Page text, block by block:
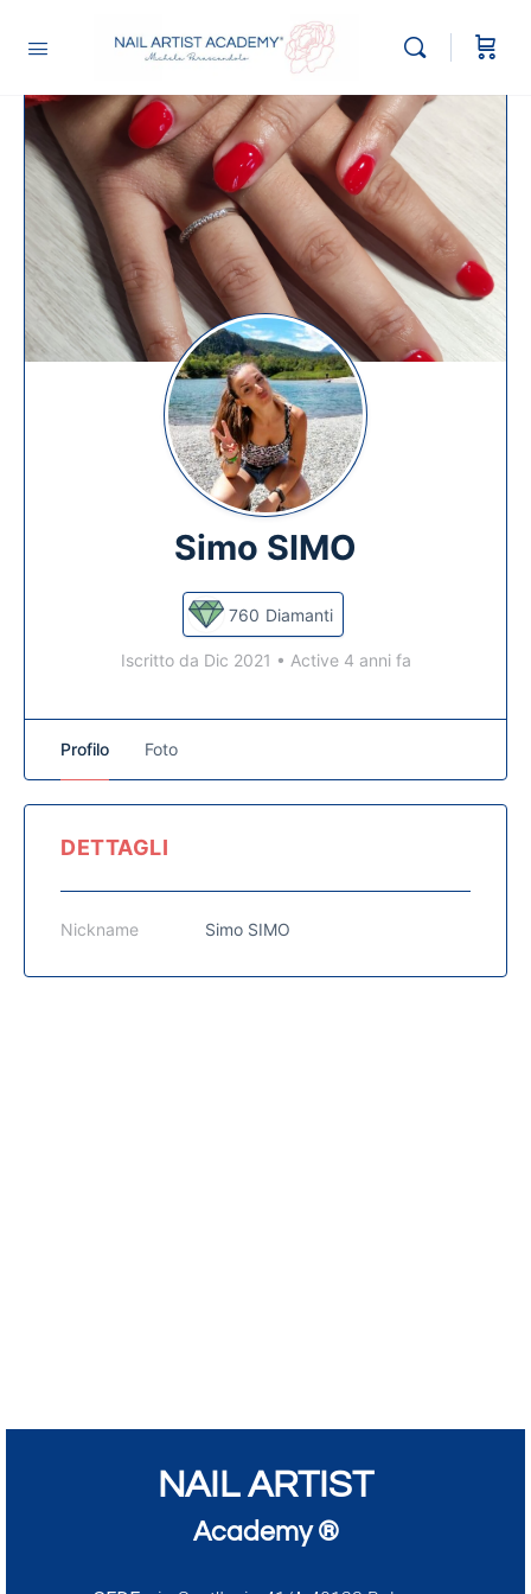
Simo SIMO
760 Diamanti
Iscritto da Dic 2021 • Active 4 anni fa
Profilo Foto
DETTAGLI
Nickname Simo SIMO
NAIL ARTIST
Academy ®